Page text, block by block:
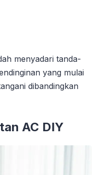
menyadari tanda-
yang mulai
dibandingkan
AC DIY